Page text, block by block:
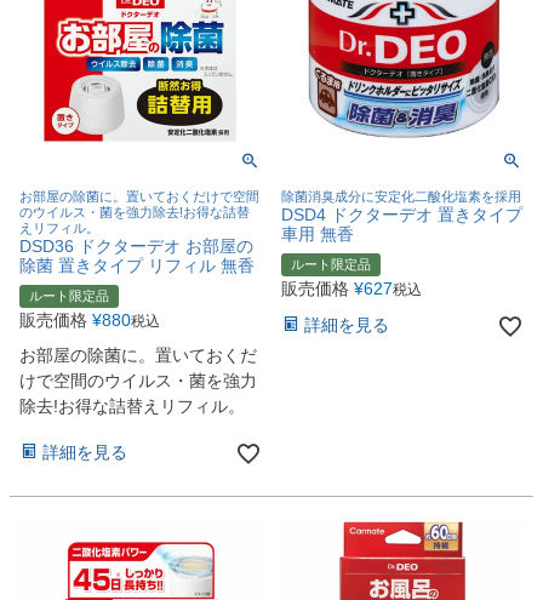
お部屋の除菌に。置いておくだけで空間
のウイルス・菌を強力除去!お得な詰替
えリフィル。
DSD36 ドクターデオ お部屋の
除菌 置きタイプ リフィル 無香
ルート限定品
販売価格 ¥880税込
お部屋の除菌に。置いておくだ
けで空間のウイルス・菌を強力
除去!お得な詰替えリフィル。
詳細を見る
除菌消臭成分に安定化二酸化塩素を採用
DSD4 ドクターデオ 置きタイプ
車用 無香
ルート限定品
販売価格 ¥627税込
詳細を見る